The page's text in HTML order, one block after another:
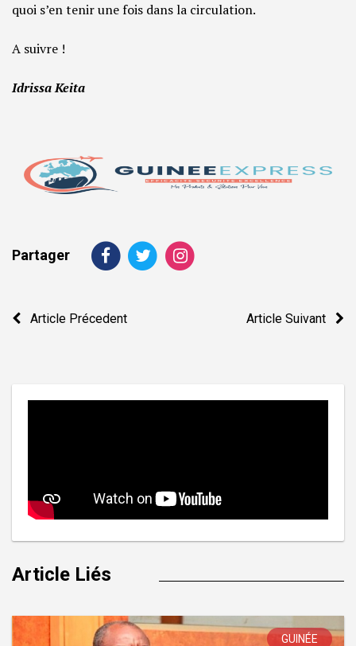
quoi s’en tenir une fois dans la circulation.
A suivre !
Idrissa Keita
Partager
Navigation
Article Précedent Article Suivant
Article Liés
GUINÉE